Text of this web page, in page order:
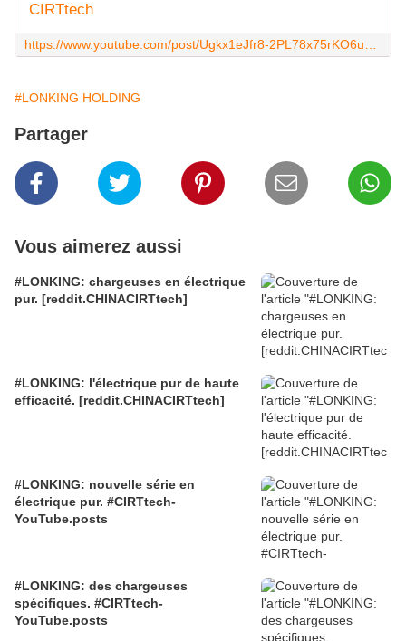
CIRTtech
#LONKING HOLDING
Partager
Vous aimerez aussi
#LONKING: chargeuses en électrique
pur. [reddit.CHINACIRTtech]
#LONKING: l'électrique pur de haute
efficacité. [reddit.CHINACIRTtech]
#LONKING: nouvelle série en
électrique pur. #CIRTtech-
YouTube.posts
#LONKING: des chargeuses
spécifiques. #CIRTtech-
YouTube.posts